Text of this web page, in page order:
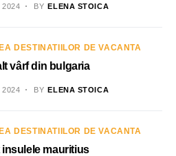
2024 BY ELENA STOICA
DESTINATIILOR DE VACANTA
vârf din bulgaria
2024 BY ELENA STOICA
DESTINATIILOR DE VACANTA
mauritius